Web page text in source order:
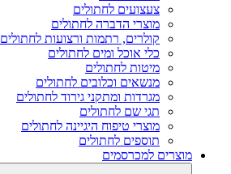
צעצועים לחתולים
מוצרי הדברה לחתולים
קולרים, רתמות ורצועות לחתולים
כלי אוכל ומים לחתולים
מיטות לחתולים
מנשאים וכלובים לחתולים
מגרדות ומתקני גירוד לחתולים
תגי שם לחתולים
מוצרי טיפוח היגיינה לחתולים
תוספים לחתולים
מוצרים למכרסמים